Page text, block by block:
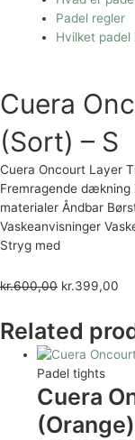
Padel regler
Hvilket
Cuera
(Sort) – S
Cuera Oncourt Layer
Fremragende dækning
materialer Åndbar
Vaskeanvisninger
Stryg med
kr.600,00 kr.399,00
Related
Padel tights
Cuera